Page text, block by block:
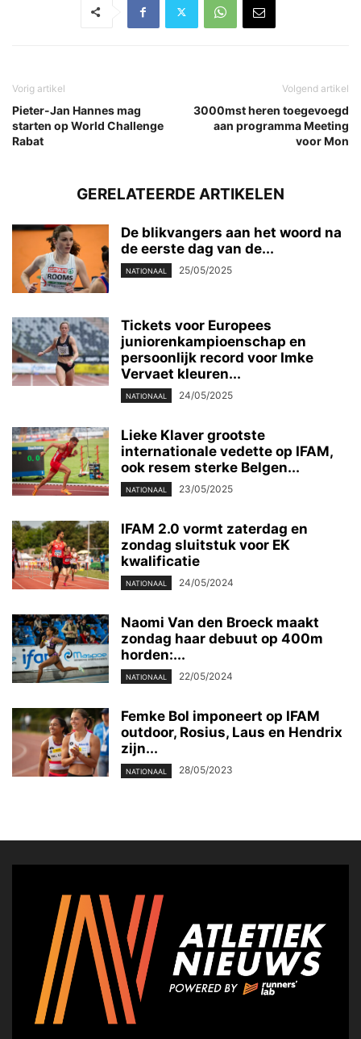
Vorig artikel
Pieter-Jan Hannes mag
starten op World Challenge
Rabat
Volgend artikel
3000mst heren toegevoegd
aan programma Meeting
voor Mon
GERELATEERDE ARTIKELEN
De blikvangers aan het woord na
de eerste dag van de...
NATIONAAL 25/05/2025
Tickets voor Europees
juniorenkampioenschap en
persoonlijk record voor Imke
Vervaet kleuren...
NATIONAAL 24/05/2025
Lieke Klaver grootste
internationale vedette op IFAM,
ook resem sterke Belgen...
NATIONAAL 23/05/2025
IFAM 2.0 vormt zaterdag en
zondag sluitstuk voor EK
kwalificatie
NATIONAAL 24/05/2024
Naomi Van den Broeck maakt
zondag haar debuut op 400m
horden:...
NATIONAAL 22/05/2024
Femke Bol imponeert op IFAM
outdoor, Rosius, Laus en Hendrix
zijn...
NATIONAAL 28/05/2023